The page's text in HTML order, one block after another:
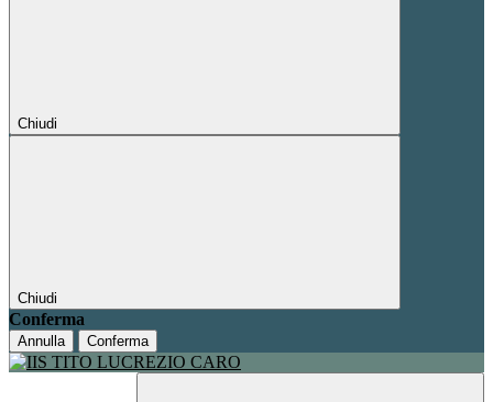
Chiudi
Chiudi
Conferma
Annulla Conferma